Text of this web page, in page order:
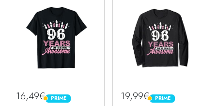
16,49€ PRIME
PRIME 19,99€ PRIME
PRIME